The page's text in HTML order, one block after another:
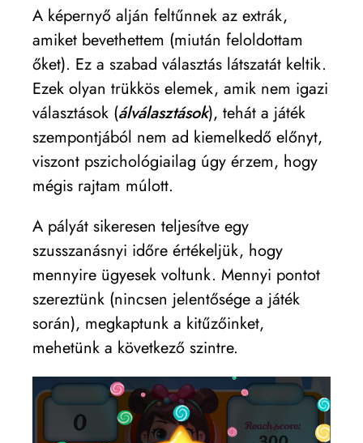
A képernyő alján feltűnnek az extrák,
amiket bevethettem (miután feloldottam
őket). Ez a szabad választás látszatát keltik.
Ezek olyan trükkös elemek, amik nem igazi
választások (álválasztások), tehát a játék
szempontjából nem ad kiemelkedő előnyt,
viszont pszichológiailag úgy érzem, hogy
mégis rajtam múlott.
A pályát sikeresen teljesítve egy
szusszanásnyi időre értékeljük, hogy
mennyire ügyesek voltunk. Mennyi pontot
szereztünk (nincsen jelentősége a játék
során), megkaptunk a kitűzőinket,
mehetünk a következő szintre.